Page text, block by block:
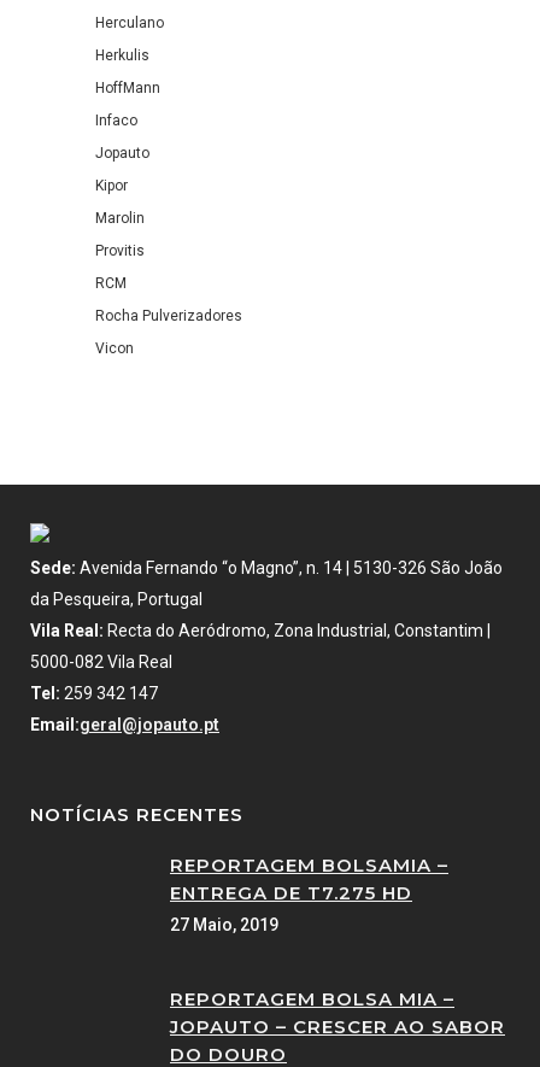
Herculano
Herkulis
HoffMann
Infaco
Jopauto
Kipor
Marolin
Provitis
RCM
Rocha Pulverizadores
Vicon
Sede: Avenida Fernando “o Magno”, n. 14 | 5130-326 São João
da Pesqueira, Portugal
Vila Real: Recta do Aeródromo, Zona Industrial, Constantim |
5000-082 Vila Real
Tel: 259 342 147
Email:geral@jopauto.pt
NOTÍCIAS RECENTES
REPORTAGEM BOLSAMIA –
ENTREGA DE T7.275 HD
27 Maio, 2019
REPORTAGEM BOLSA MIA –
JOPAUTO – CRESCER AO SABOR
DO DOURO